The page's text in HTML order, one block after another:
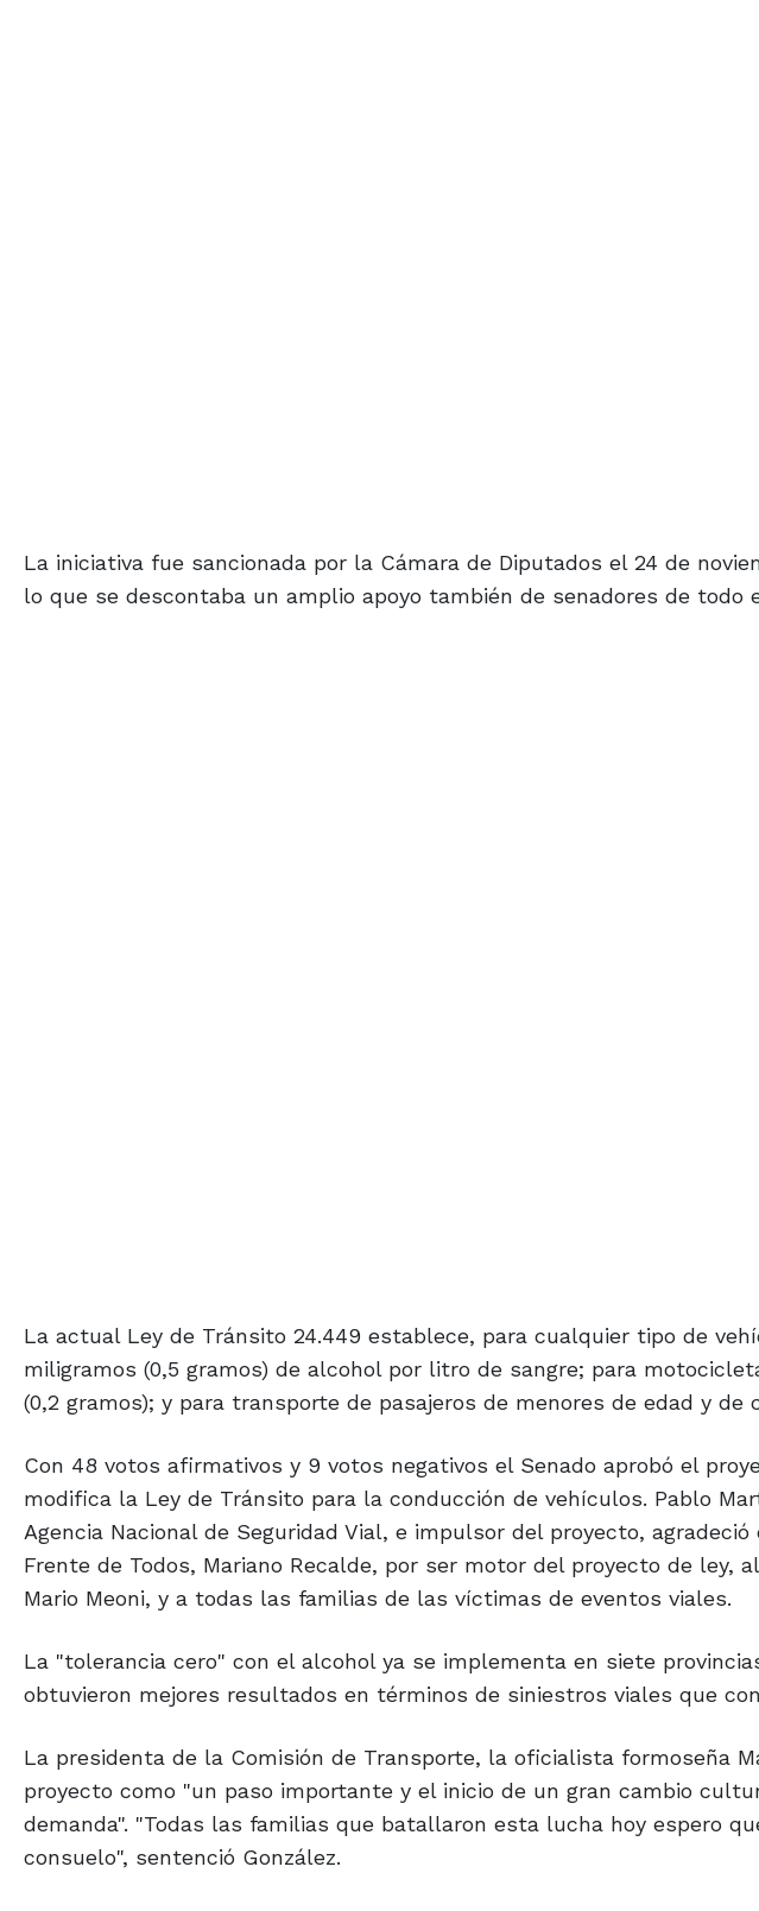
La iniciativa fue sancionada por la Cámara de Diputados el 24 de
lo que se descontaba un amplio apoyo también de senadores de todo
La actual Ley de Tránsito 24.449 establece, para cualquier tipo de
miligramos (0,5 gramos) de alcohol por litro de sangre; para
(0,2 gramos); y para transporte de pasajeros de menores de edad y de
Con 48 votos afirmativos y 9 votos negativos el Senado aprobó el
modifica la Ley de Tránsito para la conducción de vehículos. Pablo
Agencia Nacional de Seguridad Vial, e impulsor del proyecto,
Frente de Todos, Mariano Recalde, por ser motor del proyecto de ley,
Mario Meoni, y a todas las familias de las víctimas de eventos viales.
La "tolerancia cero" con el alcohol ya se implementa en siete
obtuvieron mejores resultados en términos de siniestros viales que
La presidenta de la Comisión de Transporte, la oficialista formoseña
proyecto como "un paso importante y el inicio de un gran cambio
demanda". "Todas las familias que batallaron esta lucha hoy espero
consuelo", sentenció González.